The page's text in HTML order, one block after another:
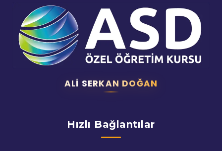
ALI SERKAN DOĞAN
Hızlı Bağlantılar